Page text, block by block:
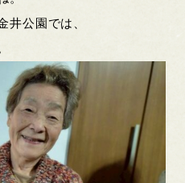
井公園では、